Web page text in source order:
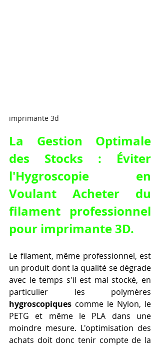
imprimante 3d
La Gestion Optimale
des Stocks : Éviter
l'Hygroscopie en
Voulant Acheter du
filament professionnel
pour imprimante 3D.
Le filament, même professionnel, est
un produit dont la qualité se dégrade
avec le temps s'il est mal stocké, en
hygroscopiques comme le Nylon, le
PETG et même le PLA dans une
moindre mesure. L'optimisation des